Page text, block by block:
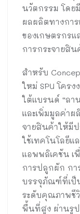
นวัตกรรม โดย
ผลผลิตทางกา
ของเกษตรกร
การกระจายสิน
สำหรับ
ใหม่ SPU โคร
ใต้แบรนด์ “ล
และเพิ่มมูลค่าผ
จายสินค้าให้มี
ใช้เทคโนโลยีแ
แอพพลิเคชัน เ
การปลูกผัก กา
บรรจุภัณฑ์ที่เป็
ระดับคุณภาพชีวิ
พื้นที่สูง ผ่านรู